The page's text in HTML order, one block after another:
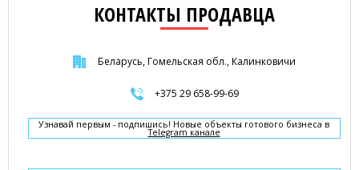
КОНТАКТЫ ПРОДАВЦА
Беларусь, Гомельская обл., Калинковичи
+375 29 658-99-69
Узнавай первым - подпишись! Новые объекты готового бизнеса в
Telegram канале